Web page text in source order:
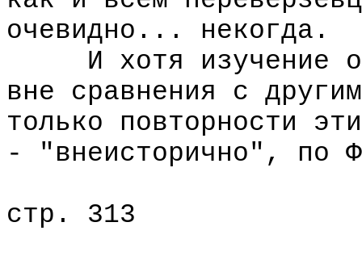
очевидно... некогда.
И хотя изучение
вне сравнения с
только повторности
- "внеисторично", по
стр. 313